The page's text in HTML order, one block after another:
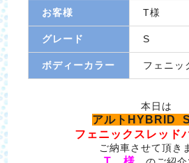
お客様 T様
グレード S
ボディーカラー フェニッ
本日は
アルトHYBRID
フェニックスレッド
ご納車させて頂き